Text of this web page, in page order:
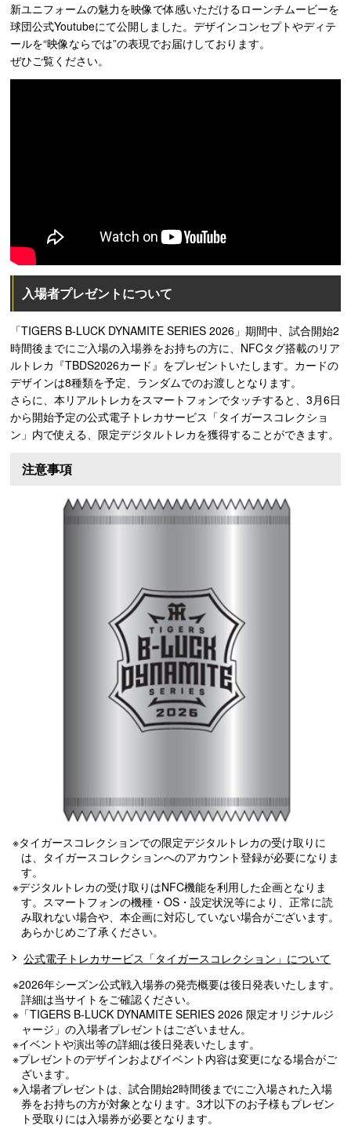
新ユニフォームの魅力を映像で体感いただけるローンチムービーを
球団公式Youtubeにて公開しました。デザインコンセプトやディテ
ールを“映像ならでは”の表現でお届けしております。
ぜひご覧ください。
入場者プレゼントについて
「TIGERS B-LUCK DYNAMITE SERIES 2026」期間中、試合開始2
時間後までにご入場の入場券をお持ちの方に、NFCタグ搭載のリア
ルトレカ『TBDS2026カード』をプレゼントいたします。カードの
デザインは8種類を予定、ランダムでのお渡しとなります。
さらに、本リアルトレカをスマートフォンでタッチすると、3月6日
から開始予定の公式電子トレカサービス「タイガースコレクショ
ン」内で使える、限定デジタルトレカを獲得することができます。
注意事項
※タイガースコレクションでの限定デジタルトレカの受け取りに
は、タイガースコレクションへのアカウント登録が必要になりま
す。
※デジタルトレカの受け取りはNFC機能を利用した企画となりま
す。スマートフォンの機種・OS・設定状況等により、正常に読
み取れない場合や、本企画に対応していない場合がございます。
あらかじめご了承ください。
公式電子トレカサービス「タイガースコレクション」について
※2026年シーズン公式戦入場券の発売概要は後日発表いたします。
詳細は当サイトをご確認ください。
※「TIGERS B-LUCK DYNAMITE SERIES 2026 限定オリジナルジ
ャージ」の入場者プレゼントはございません。
※イベントや演出等の詳細は後日発表いたします。
※プレゼントのデザインおよびイベント内容は変更になる場合がご
ざいます。
※入場者プレゼントは、試合開始2時間後までにご入場された入場
券をお持ちの方が対象となります。3才以下のお子様もプレゼン
ト受取りには入場券が必要となります。